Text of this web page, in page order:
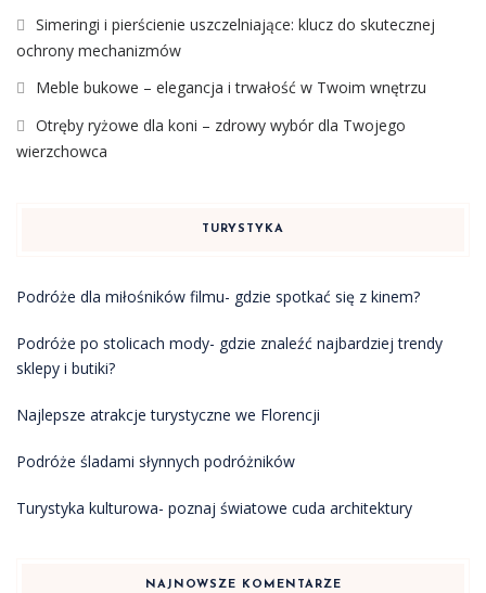
Simeringi i pierścienie uszczelniające: klucz do skutecznej
ochrony mechanizmów
Meble bukowe – elegancja i trwałość w Twoim wnętrzu
Otręby ryżowe dla koni – zdrowy wybór dla Twojego
wierzchowca
TURYSTYKA
Podróże dla miłośników filmu- gdzie spotkać się z kinem?
Podróże po stolicach mody- gdzie znaleźć najbardziej trendy
sklepy i butiki?
Najlepsze atrakcje turystyczne we Florencji
Podróże śladami słynnych podróżników
Turystyka kulturowa- poznaj światowe cuda architektury
NAJNOWSZE KOMENTARZE